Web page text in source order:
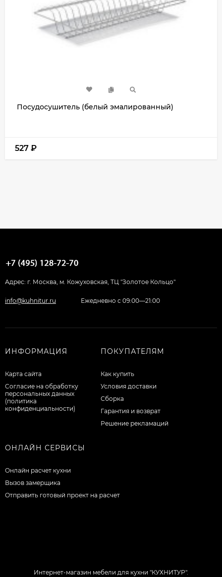
Посудосушитель (белый эмалированный)
527 ₽
Адрес: г. Москва, м. Кожуховская, ТЦ "Золотое Кольцо"
info@kuhnitur.ru Ежедневно с 09:00—21:00
ИНФОРМАЦИЯ
Карта сайта
Согласие на обработку
персональных данных
(политика
конфиденциальности)
ПОКУПАТЕЛЯМ
Как купить
Условия доставки
Сборка
Гарантия и возврат
Решение рекламаций
ОНЛАЙН СЕРВИСЫ
Онлайн расчет кухни
Вызов замерщика
Отправить готовый проект на расчет
Интернет-магазин мебели для кухни "КУХНИТУР".